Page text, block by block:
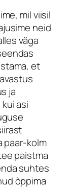
mil viisil
neid
väga
et
ja
asi
paar-kolm
paistma
suhtes
õppima